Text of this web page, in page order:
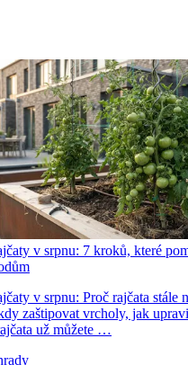
v srpnu: 7 kroků, které
v srpnu: Proč rajčata stále
zaštipovat vrcholy, jak
už můžete …